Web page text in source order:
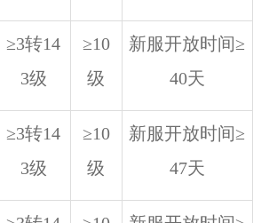
≥3转14
3级
≥10
级
新服开放时间≥
40天
≥3转14
3级
≥10
级
新服开放时间≥
47天